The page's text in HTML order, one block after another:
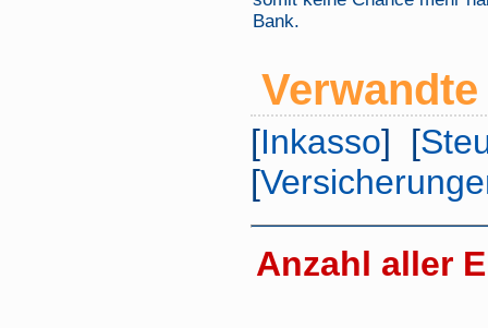
Bank.
[Inkasso] [
[
Anzahl aller